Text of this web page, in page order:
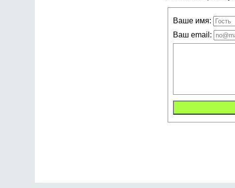
Ваше имя:
Ваш email: